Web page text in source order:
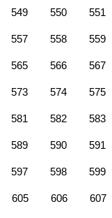
549 550 551
557 558 559
565 566 567
573 574 575
581 582 583
589 590 591
597 598 599
605 606 607